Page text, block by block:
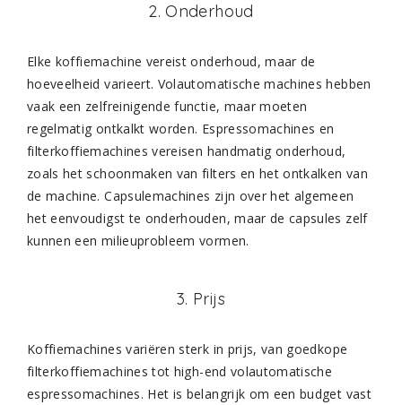
2. Onderhoud
Elke koffiemachine vereist onderhoud, maar de
hoeveelheid varieert. Volautomatische machines hebben
vaak een zelfreinigende functie, maar moeten
regelmatig ontkalkt worden. Espressomachines en
filterkoffiemachines vereisen handmatig onderhoud,
zoals het schoonmaken van filters en het ontkalken van
de machine. Capsulemachines zijn over het algemeen
het eenvoudigst te onderhouden, maar de capsules zelf
kunnen een milieuprobleem vormen.
3. Prijs
Koffiemachines variëren sterk in prijs, van goedkope
filterkoffiemachines tot high-end volautomatische
espressomachines. Het is belangrijk om een budget vast